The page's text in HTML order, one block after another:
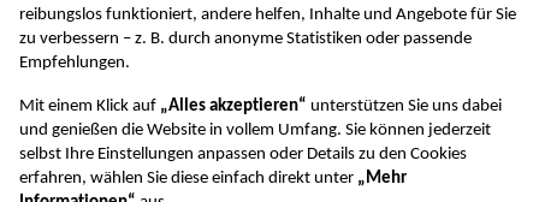
VERTRAG WIDERRUFEN